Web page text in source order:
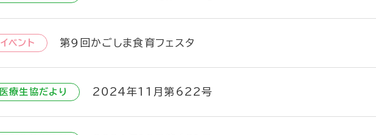
イベント 第９回かごしま食育フェスタ
医療生協だより 2024年11月第622号